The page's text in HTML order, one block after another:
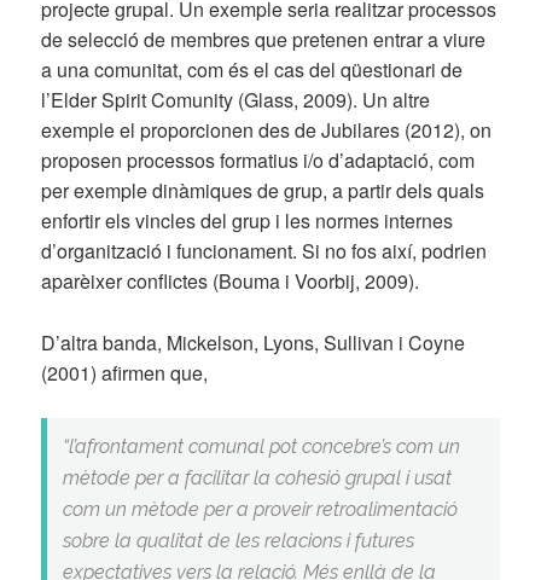
projecte grupal. Un exemple seria realitzar processos
de selecció de membres que pretenen entrar a viure
a una comunitat, com és el cas del qüestionari de
l’Elder Spirit Comunity (Glass, 2009). Un altre
exemple el proporcionen des de Jubilares (2012), on
proposen processos formatius i/o d’adaptació, com
per exemple dinàmiques de grup, a partir dels quals
enfortir els vincles del grup i les normes internes
d’organització i funcionament. Si no fos així, podrien
aparèixer conflictes (Bouma i Voorbij, 2009).
D’altra banda, Mickelson, Lyons, Sullivan i Coyne
(2001) afirmen que,
“l’afrontament comunal pot concebre’s com un
mètode per a facilitar la cohesió grupal i usat
com un mètode per a proveir retroalimentació
sobre la qualitat de les relacions i futures
expectatives vers la relació. Més enllà de la